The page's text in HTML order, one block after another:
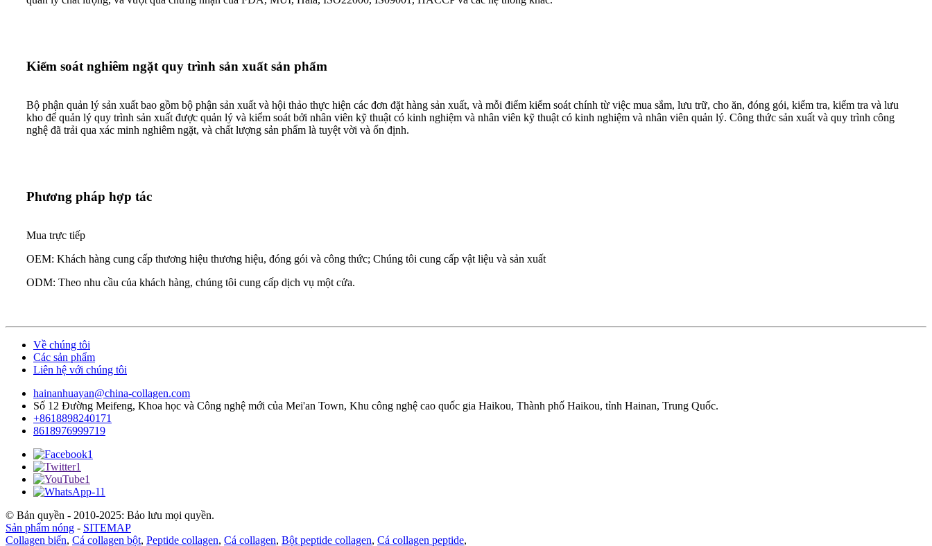
Kiểm soát nghiêm ngặt quy trình sản xuất sản phẩm
Bộ phận quản lý sản xuất bao gồm bộ phận sản xuất và hội thảo thực hiện các đơn đặt hàng sản xuất, và mỗi điểm kiểm soát chính từ việc mua sắm, lưu trữ, cho ăn, đóng gói, kiểm tra, kiểm tra và lưu
kho để quản lý quy trình sản xuất được quản lý và kiểm soát bởi nhân viên kỹ thuật có kinh nghiệm và nhân viên kỹ thuật có kinh nghiệm và nhân viên quản lý. Công thức sản xuất và quy trình công
nghệ đã trải qua xác minh nghiêm ngặt, và chất lượng sản phẩm là tuyệt vời và ổn định.
Phương pháp hợp tác
Mua trực tiếp
OEM: Khách hàng cung cấp thương hiệu thương hiệu, đóng gói và công thức; Chúng tôi cung cấp vật liệu và sản xuất
ODM: Theo nhu cầu của khách hàng, chúng tôi cung cấp dịch vụ một cửa.
Về chúng tôi
Các sản phẩm
Liên hệ với chúng tôi
hainanhuayan@china-collagen.com
Số 12 Đường Meifeng, Khoa học và Công nghệ mới của Mei'an Town, Khu công nghệ cao quốc gia Haikou, Thành phố Haikou, tỉnh Hainan, Trung Quốc.
+8618898240171
8618976999719
© Bản quyền - 2010-2025: Bảo lưu mọi quyền.
Sản phẩm nóng - SITEMAP
Collagen biển, Cá collagen bột, Peptide collagen, Cá collagen, Bột peptide collagen, Cá collagen peptide,